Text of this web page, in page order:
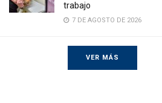
trabajo
7 DE AGOSTO DE 2026
VER MÁS